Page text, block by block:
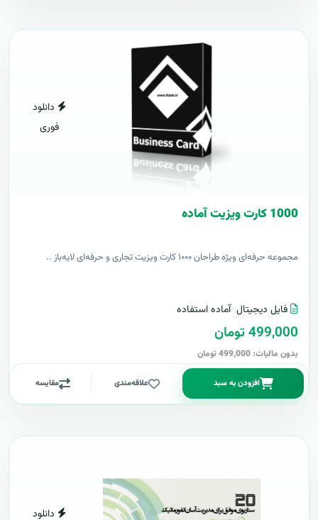
دانلود
فوری
1000 کارت ويزيت آماده
مجموعه حرفه‌ای ویژه طراحان ۱۰۰۰ کارت ویزیت تجاری و حرفه‌ای لایه‌باز ..
فایل دیجیتال آماده استفاده
499,000 تومان
بدون مالیات: 499,000 تومان
افزودن به سبد علاقه‌مندی مقایسه
دانلود